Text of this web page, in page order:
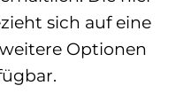
sich auf eine
Optionen